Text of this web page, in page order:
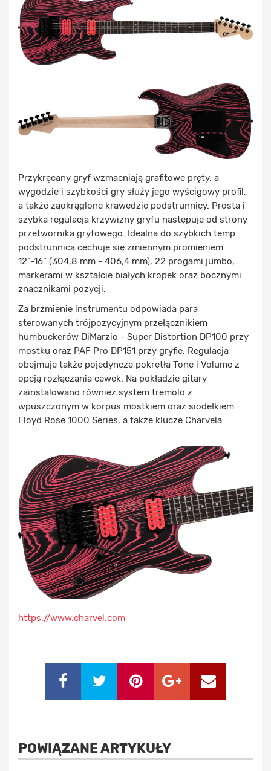
Przykręcany gryf wzmacniają grafitowe pręty, a
wygodzie i szybkości gry służy jego wyścigowy profil,
a także zaokrąglone krawędzie podstrunnicy. Prosta i
szybka regulacja krzywizny gryfu następuje od strony
przetwornika gryfowego. Idealna do szybkich temp
podstrunnica cechuje się zmiennym promieniem
12”-16” (304,8 mm - 406,4 mm), 22 progami jumbo,
markerami w kształcie białych kropek oraz bocznymi
znacznikami pozycji.
Za brzmienie instrumentu odpowiada para
sterowanych trójpozycyjnym przełącznikiem
humbuckerów DiMarzio - Super Distortion DP100 przy
mostku oraz PAF Pro DP151 przy gryfie. Regulacja
obejmuje także pojedyncze pokrętła Tone i Volume z
opcją rozłączania cewek. Na pokładzie gitary
zainstalowano również system tremolo z
wpuszczonym w korpus mostkiem oraz siodełkiem
Floyd Rose 1000 Series, a także klucze Charvela.
https://www.charvel.com
POWIĄZANE ARTYKUŁY